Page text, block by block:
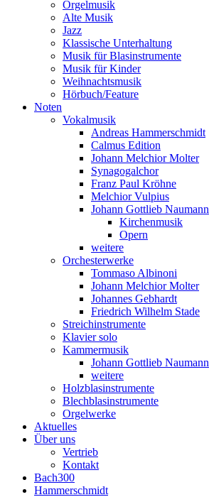
Orgelmusik
Alte Musik
Jazz
Klassische Unterhaltung
Musik für Blasinstrumente
Musik für Kinder
Weihnachtsmusik
Hörbuch/Feature
Noten
Vokalmusik
Andreas Hammerschmidt
Calmus Edition
Johann Melchior Molter
Synagogalchor
Franz Paul Kröhne
Melchior Vulpius
Johann Gottlieb Naumann
Kirchenmusik
Opern
weitere
Orchesterwerke
Tommaso Albinoni
Johann Melchior Molter
Johannes Gebhardt
Friedrich Wilhelm Stade
Streichinstrumente
Klavier solo
Kammermusik
Johann Gottlieb Naumann
weitere
Holzblasinstrumente
Blechblasinstrumente
Orgelwerke
Aktuelles
Über uns
Vertrieb
Kontakt
Bach300
Hammerschmidt